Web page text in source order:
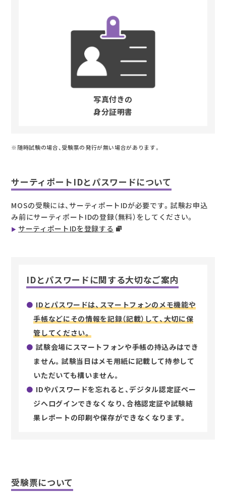
写真付きの
身分証明書
※随時試験の場合、受験票の発行が無い場合があります。
サーティポートIDとパスワードについて
MOSの受験には、サーティポートIDが必要です。試験お申込
み前にサーティポートIDの登録（無料）をしてください。
サーティポートIDを登録する
IDとパスワードに関する大切なご案内
IDとパスワードは、スマートフォンのメモ機能や
手帳などにその情報を記録（記載）して、大切に保
管してください。
試験会場にスマートフォンや手帳の持込みはでき
ません。試験当日はメモ用紙に記載して持参して
いただいても構いません。
IDやパスワードを忘れると、デジタル認定証ペー
ジへログインできなくなり、合格認定証や試験結
果レポートの印刷や保存ができなくなります。
受験票について